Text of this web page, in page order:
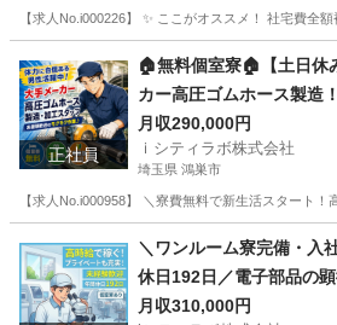
【求人No.i000226】 ✨ ここがオススメ！ 社宅費
その他 未経験
正社員
🏠無料個室寮🏠【土日休
カー高圧ゴムホース製造
月収290,000円
ｉシティラボ株式会社
埼玉県 鴻巣市
【求人No.i000958】 ＼寮費無料で新生活スタート
未経験
＼ワンルーム寮完備・入
休日192日／電子部品の
月収310,000円